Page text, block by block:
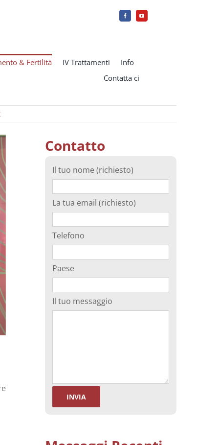
& Fertilità IV Trattamenti
Info
Contatta ci
Contatto
Il tuo nome (richiesto)
La tua email (richiesto)
Telefono
Paese
Il tuo messaggio